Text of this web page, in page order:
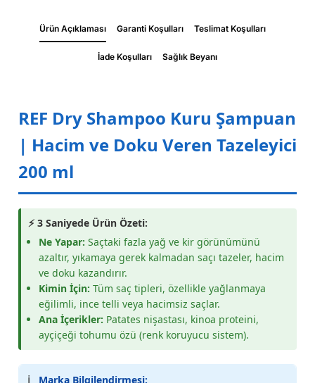
Ürün Açıklaması Garanti Koşulları Teslimat Koşulları
İade Koşulları Sağlık Beyanı
REF Dry Shampoo Kuru Şampuan
| Hacim ve Doku Veren Tazeleyici
200 ml
⚡ 3 Saniyede Ürün Özeti:
Ne Yapar: Saçtaki fazla yağ ve kir görünümünü
azaltır, yıkamaya gerek kalmadan saçı tazeler, hacim
ve doku kazandırır.
Kimin İçin: Tüm saç tipleri, özellikle yağlanmaya
eğilimli, ince telli veya hacimsiz saçlar.
Ana İçerikler: Patates nişastası, kinoa proteini,
ayçiçeği tohumu özü (renk koruyucu sistem).
ℹ️ Marka Bilgilendirmesi: